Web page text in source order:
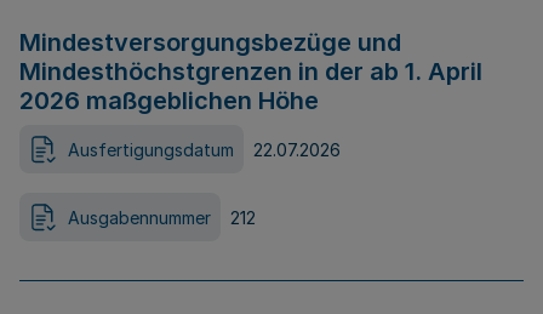
Mindestversorgungsbezüge und
Mindesthöchstgrenzen in der ab 1. April
2026 maßgeblichen Höhe
Ausfertigungsdatum 22.07.2026
Ausgabennummer 212